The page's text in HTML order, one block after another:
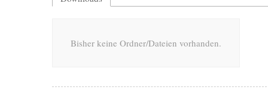
Bisher keine Ordner/Dateien vorhanden.